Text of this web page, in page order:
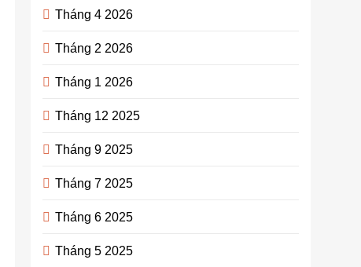
Tháng 4 2026
Tháng 2 2026
Tháng 1 2026
Tháng 12 2025
Tháng 9 2025
Tháng 7 2025
Tháng 6 2025
Tháng 5 2025